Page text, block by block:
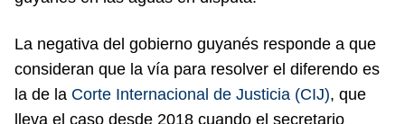
La negativa del gobierno guyanés responde a que
consideran que la vía para resolver el diferendo es
la de la Corte Internacional de Justicia (CIJ), que
lleva el caso desde 2018 cuando el secretario